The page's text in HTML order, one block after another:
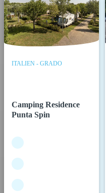
ITALIEN - GRADO
Camping Residence
Punta Spin